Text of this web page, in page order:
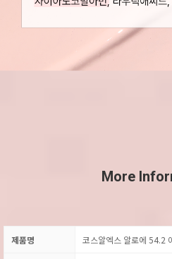
More
제품명 코스알엑스 알로에 54.2